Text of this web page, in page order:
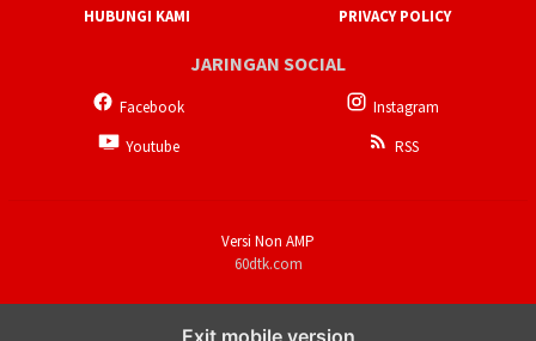
HUBUNGI KAMI
PRIVACY POLICY
JARINGAN SOCIAL
Facebook
Instagram
Youtube
RSS
Versi Non AMP
60dtk.com